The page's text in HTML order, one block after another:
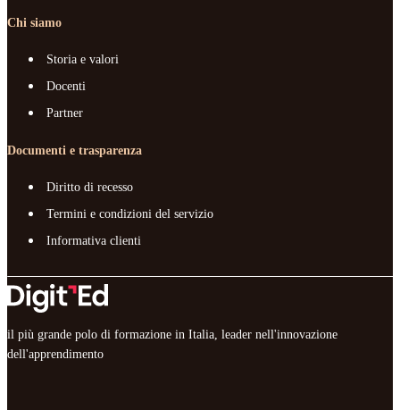
Chi siamo
Storia e valori
Docenti
Partner
Documenti e trasparenza
Diritto di recesso
Termini e condizioni del servizio
Informativa clienti
il più grande polo di formazione in Italia, leader nell'innovazione
dell'apprendimento